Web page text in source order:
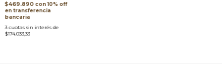
$469.890 con
transferencia
bancaria
3 cuotas sin interés de
$174.033,33